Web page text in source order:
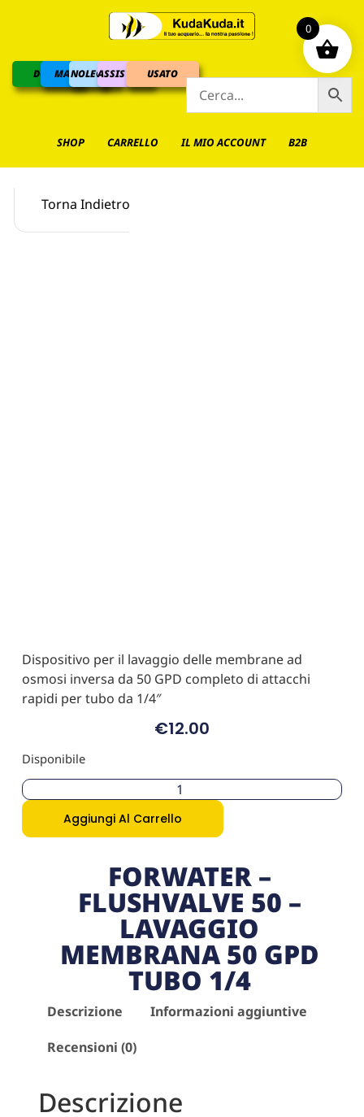
DOLCEMARINO
NOLEGGIOASSISTENZAUSATO
SHOP CARRELLO IL MIO ACCOUNT B2B
Torna Indietro
Dispositivo per il lavaggio delle membrane ad
osmosi inversa da 50 GPD completo di attacchi
rapidi per tubo da 1/4″
€12.00
Disponibile
Aggiungi Al Carrello
FORWATER –
FLUSHVALVE 50 –
LAVAGGIO
MEMBRANA 50 GPD
TUBO 1/4
Descrizione
Informazioni aggiuntive
Recensioni (0)
Descrizione
0